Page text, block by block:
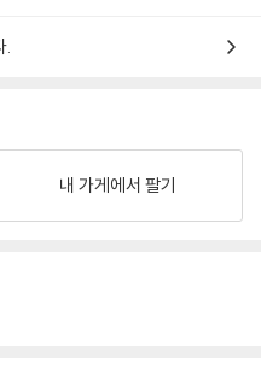
.
내 가게에서 팔기